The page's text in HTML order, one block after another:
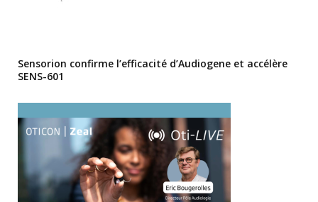
Sensorion confirme l’efficacité d’Audiogene et accélère
SENS-601